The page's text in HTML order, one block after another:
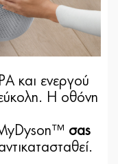
και ενεργού
Η οθόνη
σας